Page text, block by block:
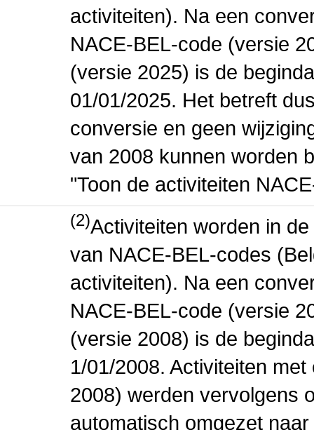
activiteiten). Na een
NACE-BEL-code (versie
(versie 2025) is de
01/01/2025. Het betreft
conversie en geen
van 2008 kunnen worden
"Toon de activiteiten
(2)Activiteiten worden in
van NACE-BEL-codes
activiteiten). Na een
NACE-BEL-code (versie
(versie 2008) is de
1/01/2008. Activiteiten
2008) werden vervolgens
automatisch omgezet